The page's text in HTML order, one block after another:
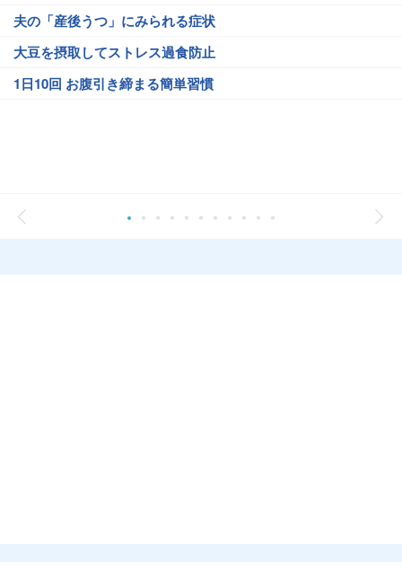
夫の「産後うつ」にみられる症状
大豆を摂取してストレス過食防止
1日10回 お腹引き締まる簡単習慣